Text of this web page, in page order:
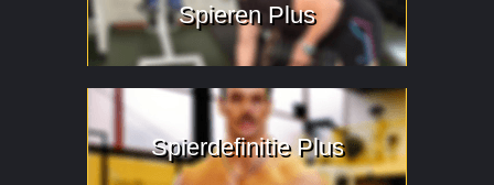
Spieren Plus
Spierdefinitie Plus